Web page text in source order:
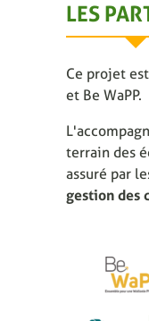
LES
Ce projet
et Be WaPP.
terrain des
assuré par
gestion des